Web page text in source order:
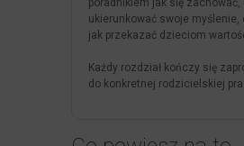
poradnikiem jak się zachować,
ukierunkować swoje myślenie,
jak przekazać dzieciom
Każdy rozdział kończy się
do konkretnej rodzicielskiej